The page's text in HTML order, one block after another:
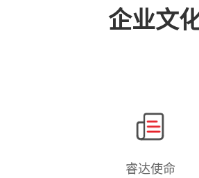
企业文
睿达使命